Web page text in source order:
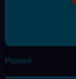
Poznań